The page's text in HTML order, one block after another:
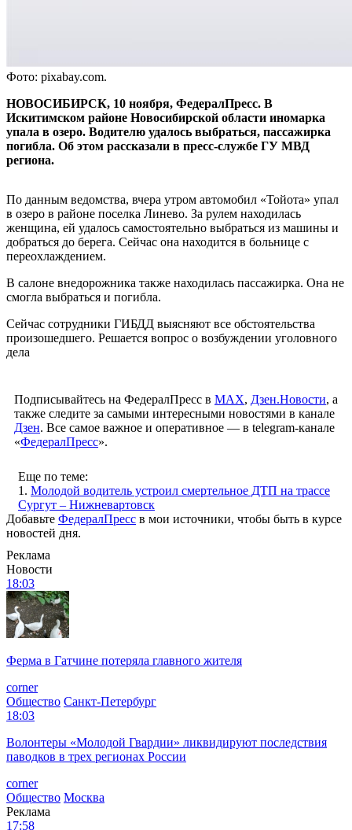
Фото: pixabay.com.
НОВОСИБИРСК, 10 ноября, ФедералПресс. В
Искитимском районе Новосибирской области иномарка
упала в озеро. Водителю удалось выбраться, пассажирка
погибла. Об этом рассказали в пресс-службе ГУ МВД
региона.
По данным ведомства, вчера утром автомобил «Тойота» упал
в озеро в районе поселка Линево. За рулем находилась
женщина, ей удалось самостоятельно выбраться из машины и
добраться до берега. Сейчас она находится в больнице с
переохлаждением.
В салоне внедорожника также находилась пассажирка. Она не
смогла выбраться и погибла.
Сейчас сотрудники ГИБДД выясняют все обстоятельства
произошедшего. Решается вопрос о возбуждении уголовного
дела
Подписывайтесь на ФедералПресс в МАХ, Дзен.Новости, а
также следите за самыми интересными новостями в канале
Дзен. Все самое важное и оперативное — в telegram-канале
«ФедералПресс».
Еще по теме:
1. Молодой водитель устроил смертельное ДТП на трассе
Сургут – Нижневартовск
Добавьте ФедералПресс в мои источники, чтобы быть в курсе
новостей дня.
Реклама
Новости
18:03
Ферма в Гатчине потеряла главного жителя
corner
Общество Санкт-Петербург
18:03
Волонтеры «Молодой Гвардии» ликвидируют последствия
паводков в трех регионах России
corner
Общество Москва
Реклама
17:58